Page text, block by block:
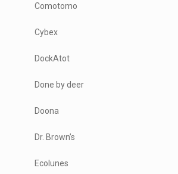
Comotomo
Cybex
DockAtot
Done by deer
Doona
Dr. Brown’s
Ecolunes